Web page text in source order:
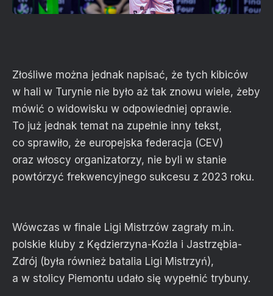
Złośliwe można jednak napisać, że tych kibiców
w hali w Turynie nie było aż tak znowu wiele, żeby
mówić o widowisku w odpowiedniej oprawie.
To już jednak temat na zupełnie inny tekst,
co sprawiło, że europejska federacja (CEV)
oraz włoscy organizatorzy, nie byli w stanie
powtórzyć frekwencyjnego sukcesu z 2023 roku.
Wówczas w finale Ligi Mistrzów zagrały m.in.
polskie kluby z Kędzierzyna-Koźla i Jastrzębia-
Zdrój (była również batalia Ligi Mistrzyń),
a w stolicy Piemontu udało się wypełnić trybuny.